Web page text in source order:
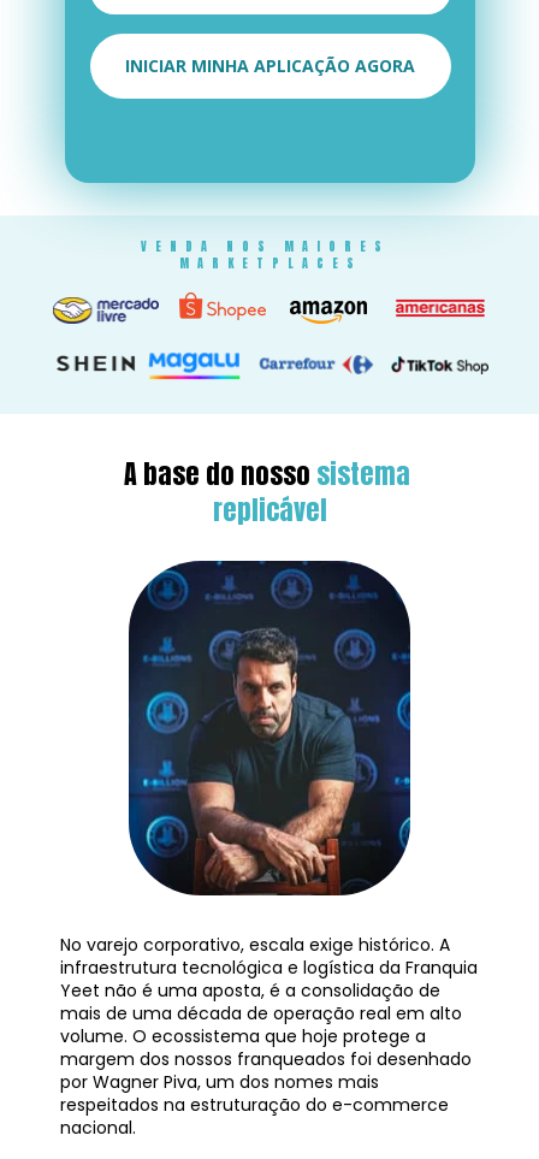
INICIAR MINHA APLICAÇÃO AGORA
VENDA NOS MAIORES
MARKETPLACES
A base do nosso sistema
replicável
No varejo corporativo, escala exige histórico. A
infraestrutura tecnológica e logística da Franquia
Yeet não é uma aposta, é a consolidação de
mais de uma década de operação real em alto
volume. O ecossistema que hoje protege a
margem dos nossos franqueados foi desenhado
por Wagner Piva, um dos nomes mais
respeitados na estruturação do e-commerce
nacional.